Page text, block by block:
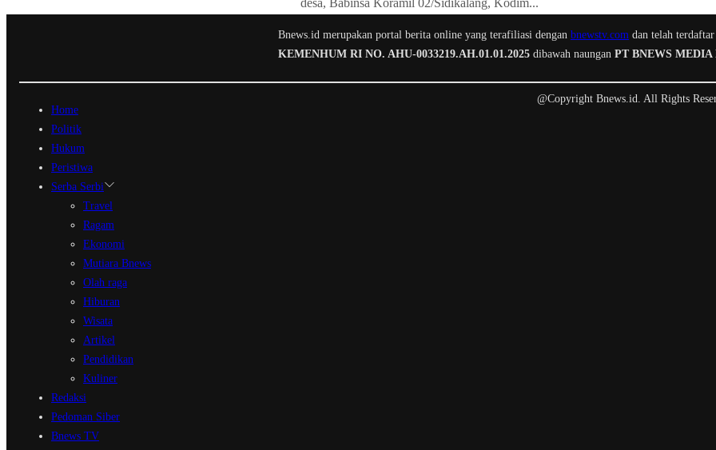
desa, Babinsa Koramil 02/Sidikalang, Kodim...
Bnews.id merupakan portal berita online yang terafiliasi dengan bnewstv.com dan telah terdaftar
KEMENHUM RI NO. AHU-0033219.AH.01.01.2025 dibawah naungan PT BNEWS MEDIA
Home
Politik
Hukum
Peristiwa
Serba Serbi
Travel
Ragam
Ekonomi
Mutiara Bnews
Olah raga
Hiburan
Wisata
Artikel
Pendidikan
Kuliner
Redaksi
Pedoman Siber
Bnews TV
@Copyright Bnews.id. All Rights